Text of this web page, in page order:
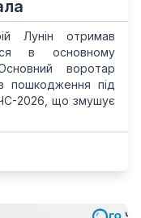
Лунін отримав
в основному
воротар
пошкодження під
ЧС-2026, що змушує